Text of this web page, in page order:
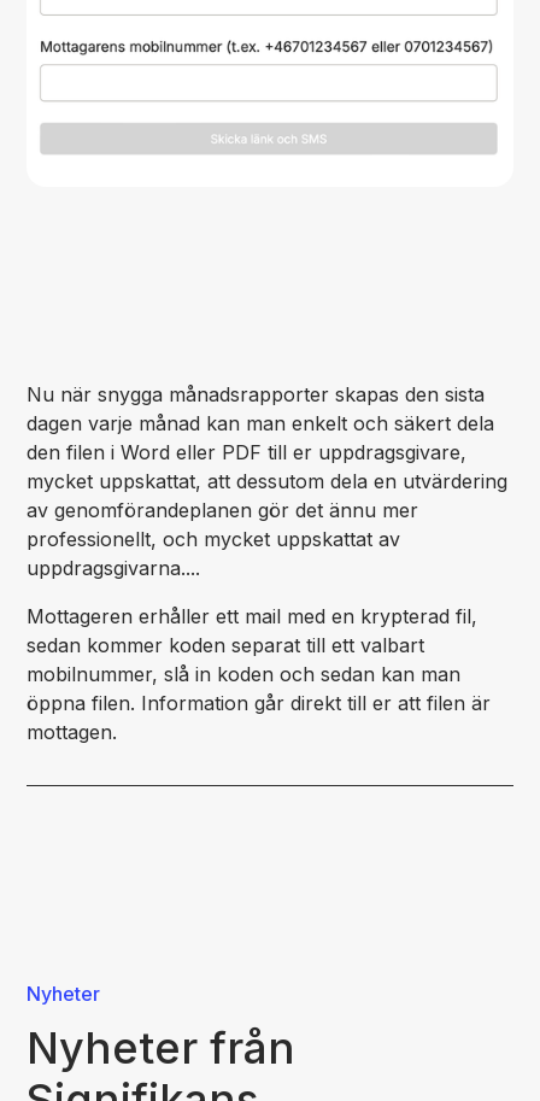
Nu när snygga månadsrapporter skapas den sista
dagen varje månad kan man enkelt och säkert dela
den filen i Word eller PDF till er uppdragsgivare,
mycket uppskattat, att dessutom dela en utvärdering
av genomförandeplanen gör det ännu mer
professionellt, och mycket uppskattat av
uppdragsgivarna....
Mottageren erhåller ett mail med en krypterad fil,
sedan kommer koden separat till ett valbart
mobilnummer, slå in koden och sedan kan man
öppna filen. Information går direkt till er att filen är
mottagen.
Nyheter
Nyheter från